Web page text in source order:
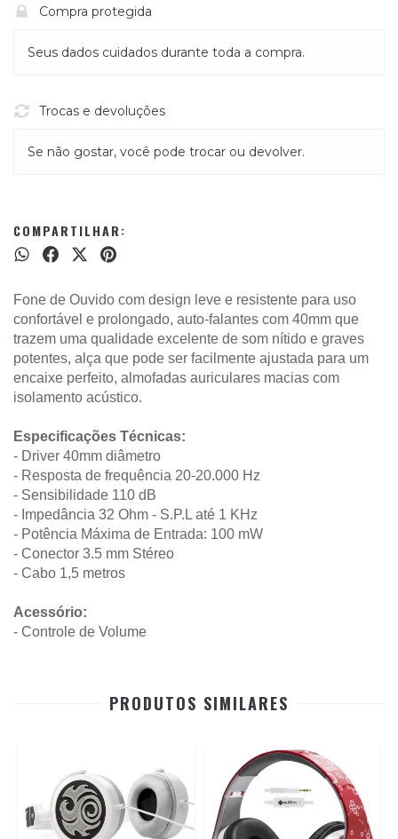
Compra protegida
Seus dados cuidados durante toda a compra.
Trocas e devoluções
Se não gostar, você pode trocar ou devolver.
COMPARTILHAR:
Fone de Ouvido com design leve e resistente para uso
confortável e prolongado, auto-falantes com 40mm que
trazem uma qualidade excelente de som nítido e graves
potentes, alça que pode ser facilmente ajustada para um
encaixe perfeito, almofadas auriculares macias com
isolamento acústico.
Especificações Técnicas:
- Driver 40mm diâmetro
- Resposta de frequência 20-20.000 Hz
- Sensibilidade 110 dB
- Impedância 32 Ohm - S.P.L até 1 KHz
- Potência Máxima de Entrada: 100 mW
- Conector 3.5 mm Stéreo
- Cabo 1,5 metros
Acessório:
- Controle de Volume
PRODUTOS SIMILARES